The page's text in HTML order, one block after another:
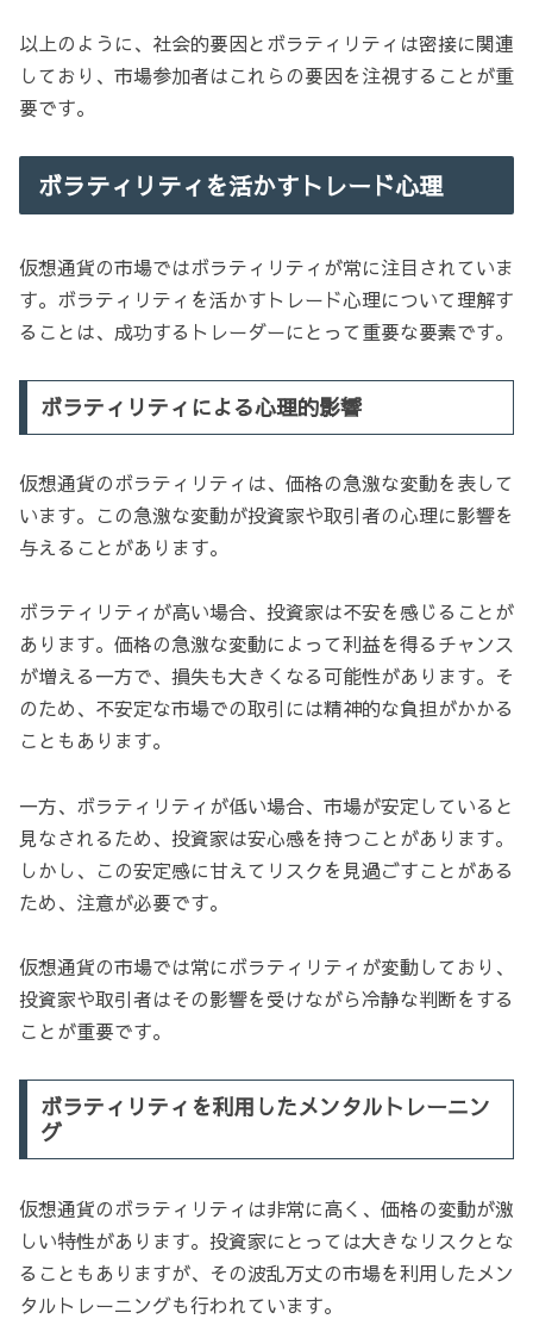
以上のように、社会的要因とボラティリティは密接に関連
しており、市場参加者はこれらの要因を注視することが重
要です。
ボラティリティを活かすトレード心理
仮想通貨の市場ではボラティリティが常に注目されていま
す。ボラティリティを活かすトレード心理について理解す
ることは、成功するトレーダーにとって重要な要素です。
ボラティリティによる心理的影響
仮想通貨のボラティリティは、価格の急激な変動を表して
います。この急激な変動が投資家や取引者の心理に影響を
与えることがあります。
ボラティリティが高い場合、投資家は不安を感じることが
あります。価格の急激な変動によって利益を得るチャンス
が増える一方で、損失も大きくなる可能性があります。そ
のため、不安定な市場での取引には精神的な負担がかかる
こともあります。
一方、ボラティリティが低い場合、市場が安定していると
見なされるため、投資家は安心感を持つことがあります。
しかし、この安定感に甘えてリスクを見過ごすことがある
ため、注意が必要です。
仮想通貨の市場では常にボラティリティが変動しており、
投資家や取引者はその影響を受けながら冷静な判断をする
ことが重要です。
ボラティリティを利用したメンタルトレーニン
グ
仮想通貨のボラティリティは非常に高く、価格の変動が激
しい特性があります。投資家にとっては大きなリスクとな
ることもありますが、その波乱万丈の市場を利用したメン
タルトレーニングも行われています。